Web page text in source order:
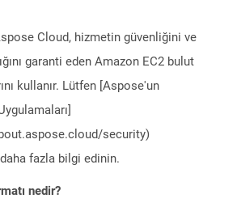
Cloud, hizmetin güvenliğini ve
garanti eden Amazon EC2 bulut
kullanır. Lütfen [Aspose'un
security)
fazla bilgi edinin.
nedir?